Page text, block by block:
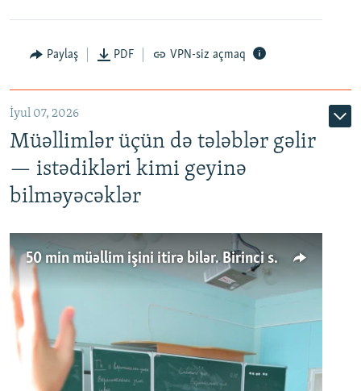
Paylaş PDF VPN-siz açmaq
İyul 07, 2026
Müəllimlər üçün də tələblər gəlir
— istədikləri kimi geyinə
bilməyəcəklər
50 min müəllim işini itirə bilər. Birinci sinfə gedənlər azalır